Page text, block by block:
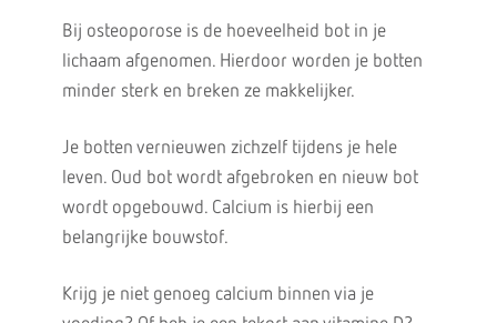
Bij osteoporose is de hoeveelheid bot in je
lichaam afgenomen. Hierdoor worden je botten
minder sterk en breken ze makkelijker.
Je botten vernieuwen zichzelf tijdens je hele
leven. Oud bot wordt afgebroken en nieuw bot
wordt opgebouwd. Calcium is hierbij een
belangrijke bouwstof.
Krijg je niet genoeg calcium binnen via je